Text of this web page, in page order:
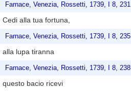
Farnace, Venezia, Rossetti, 1739, I 8, 231
Cedi alla tua fortuna,
Farnace, Venezia, Rossetti, 1739, I 8, 235
alla lupa tiranna
Farnace, Venezia, Rossetti, 1739, I 8, 238
questo bacio ricevi